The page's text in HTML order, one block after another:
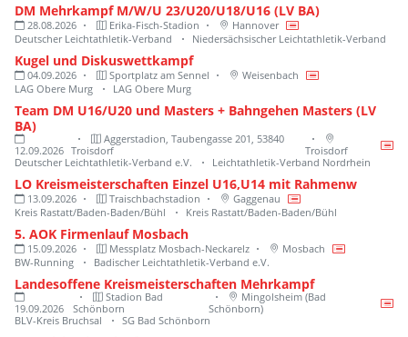
DM Mehrkampf M/W/U 23/U20/U18/U16 (LV BA)
28.08.2026 Erika-Fisch-Stadion
Hannover
Deutscher Leichtathletik-Verband
Niedersächsischer Leichtathletik-Verband
Kugel und Diskuswettkampf
04.09.2026 Sportplatz am Sennel
Weisenbach
LAG Obere Murg
LAG Obere Murg
Team DM U16/U20 und Masters + Bahngehen Masters (LV
BA)
12.09.2026
Aggerstadion, Taubengasse 201, 53840
Troisdorf
Troisdorf
Deutscher Leichtathletik-Verband e.V.
Leichtathletik-Verband Nordrhein
LO Kreismeisterschaften Einzel U16,U14 mit Rahmenw
13.09.2026 Traischbachstadion
Gaggenau
Kreis Rastatt/Baden-Baden/Bühl
Kreis Rastatt/Baden-Baden/Bühl
5. AOK Firmenlauf Mosbach
15.09.2026 Messplatz Mosbach-Neckarelz
Mosbach
BW-Running
Badischer Leichtathletik-Verband e.V.
Landesoffene Kreismeisterschaften Mehrkampf
19.09.2026
Stadion Bad
Schönborn
Mingolsheim (Bad
Schönborn)
BLV-Kreis Bruchsal
SG Bad Schönborn